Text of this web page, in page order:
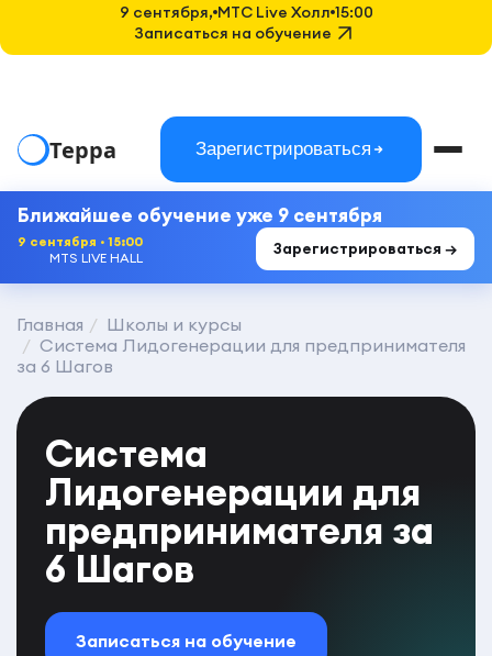
Терра Зарегистрироваться
Ближайшее обучение уже 9 сентября
9 сентября · 15:00
MTS LIVE HALL
Зарегистрироваться →
Главная
Школы и курсы
Система Лидогенерации для предпринимателя
за 6 Шагов
Система
Лидогенерации для
предпринимателя за
6 Шагов
Записаться на обучение
9 сентября, MTC Live Холл 15:00
Записаться на обучение